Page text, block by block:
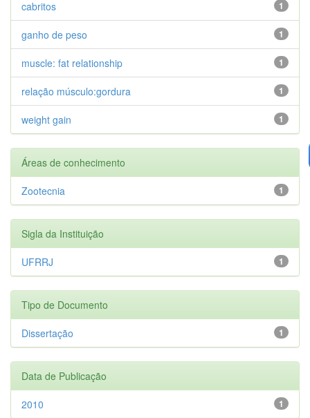
1
cabritos
1
ganho de peso
1
muscle: fat relationship
1
relação músculo:gordura
1
weight gain
Áreas de conhecimento
1
Zootecnia
Sigla da Instituição
1
UFRRJ
Tipo de Documento
1
Dissertação
Data de Publicação
1
2010